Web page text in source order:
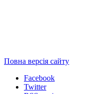
Повна версія сайту
Facebook
Twitter